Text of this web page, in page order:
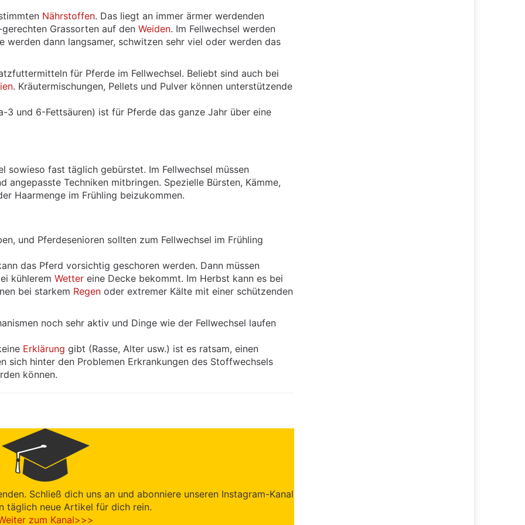
Nährstoffen. Das liegt an immer ärmer werdenden
Grassorten auf den Weiden. Im Fellwechsel werden
werden dann langsamer, schwitzen sehr viel oder werden das
für Pferde im Fellwechsel. Beliebt sind auch bei
. Kräutermischungen, Pellets und Pulver können unterstützende
und 6-Fettsäuren) ist für Pferde das ganze Jahr über eine
sowieso fast täglich gebürstet. Im Fellwechsel müssen
Techniken mitbringen. Spezielle Bürsten, Kämme,
Haarmenge im Frühling beizukommen.
und Pferdesenioren sollten zum Fellwechsel im Frühling
das Pferd vorsichtig geschoren werden. Dann müssen
kühlerem Wetter eine Decke bekommt. Im Herbst kann es bei
bei starkem Regen oder extremer Kälte mit einer schützenden
noch sehr aktiv und Dinge wie der Fellwechsel laufen
Erklärung gibt (Rasse, Alter usw.) ist es ratsam, einen
sich hinter den Problemen Erkrankungen des Stoffwechsels
können.
Schließ dich uns an und abonniere unseren Instagram-Kanal
täglich neue Artikel für dich rein.
zum Kanal>>>